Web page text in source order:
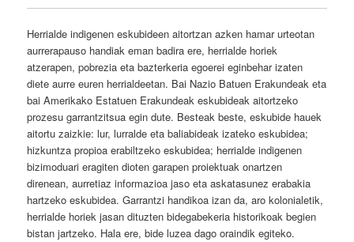
Herrialde indigenen eskubideen aitortzan azken hamar urteotan
aurrerapauso handiak eman badira ere, herrialde horiek
atzerapen, pobrezia eta bazterkeria egoerei eginbehar izaten
diete aurre euren herrialdeetan. Bai Nazio Batuen Erakundeak eta
bai Amerikako Estatuen Erakundeak eskubideak aitortzeko
prozesu garrantzitsua egin dute. Besteak beste, eskubide hauek
aitortu zaizkie: lur, lurralde eta baliabideak izateko eskubidea;
hizkuntza propioa erabiltzeko eskubidea; herrialde indigenen
bizimoduari eragiten dioten garapen proiektuak onartzen
direnean, aurretiaz informazioa jaso eta askatasunez erabakia
hartzeko eskubidea. Garrantzi handikoa izan da, aro kolonialetik,
herrialde horiek jasan dituzten bidegabekeria historikoak begien
bistan jartzeko. Hala ere, bide luzea dago oraindik egiteko.